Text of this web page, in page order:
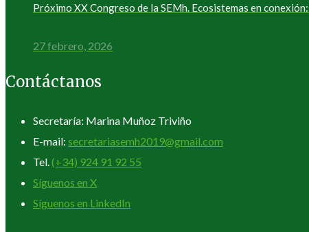
Próximo XX Congreso de la SEMh. Ecosistemas en
27 febrero, 2026
Contáctanos
Secretaría: Marina Muñoz Triviño
E-mail: secretariasemh2019@gmail.com
Tel. (+34) 924 91 92 55
Síguenos en X
Síguenos en LinkedIn